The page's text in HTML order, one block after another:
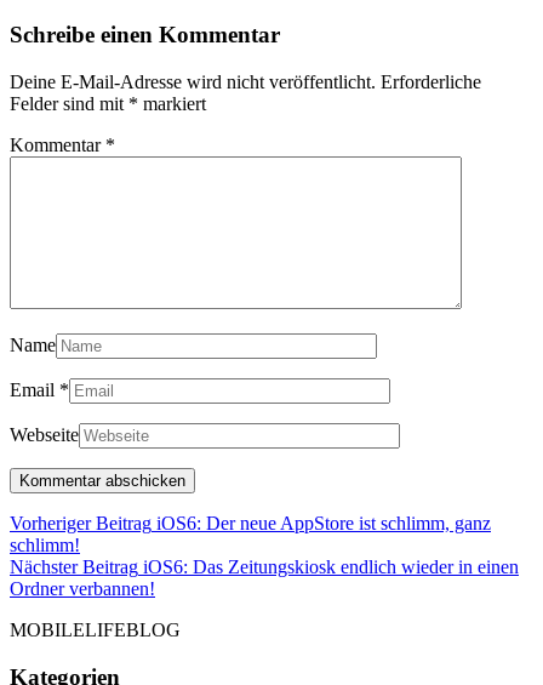
Schreibe einen Kommentar
Deine E-Mail-Adresse wird nicht veröffentlicht. Erforderliche
Felder sind mit * markiert
Kommentar *
Name
Email *
Webseite
Beitragsnavigation
Vorheriger Beitrag iOS6: Der neue AppStore ist schlimm, ganz
schlimm!
Beitrag
Nächster Beitrag iOS6: Das Zeitungskiosk endlich wieder in einen
Ordner verbannen!
MOBILELIFEBLOG
Kategorien